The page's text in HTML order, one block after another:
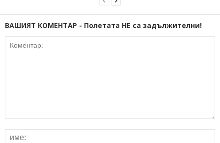
ВАШИЯТ КОМЕНТАР - Полетата НЕ са задължителни!